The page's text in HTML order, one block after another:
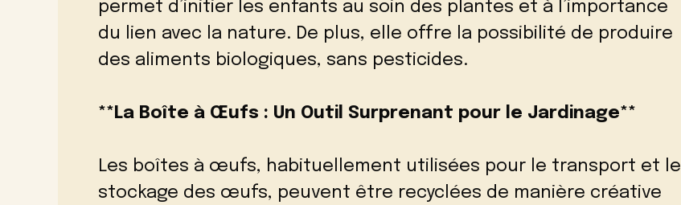
permet d’initier les enfants au soin des plantes et à l’importance
du lien avec la nature. De plus, elle offre la possibilité de produire
des aliments biologiques, sans pesticides.
**La Boîte à Œufs : Un Outil Surprenant pour le Jardinage**
Les boîtes à œufs, habituellement utilisées pour le transport et le
stockage des œufs, peuvent être recyclées de manière créative